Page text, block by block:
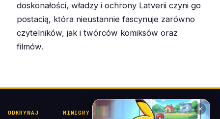
doskonałości, władzy i ochrony Latverii czyni go
postacią, która nieustannie fascynuje zarówno
czytelników, jak i twórców komiksów oraz
filmów.
ODKRYWAJ MINIGRY
POKÉDEX I
POMOC I
✕